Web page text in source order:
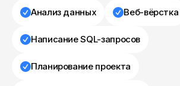
Анализ данных Веб-вёрстка
Написание SQL-запросов
Планирование проекта